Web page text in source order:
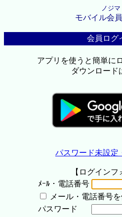
ノジマ
モバイル会
会員ログ
アプリを使うと簡単に
ダウンロード
パスワード未設定
【ログインフ
ﾒｰﾙ・電話番号
メール・電話番号
パスワード